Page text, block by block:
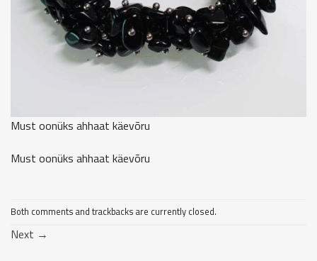
Must oonüks ahhaat käevõru
Must oonüks ahhaat käevõru
Both comments and trackbacks are currently closed.
Next →